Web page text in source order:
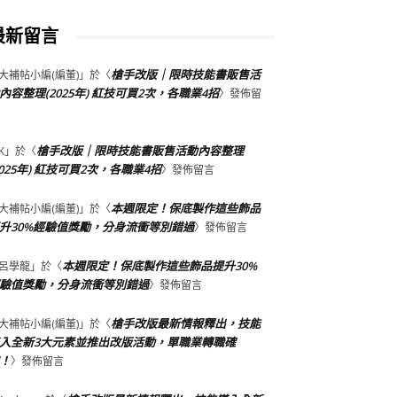
新留言
補帖小編(編董)」於〈槍手改版｜限時技能書販售活
容整理(2025年) 紅技可買2次，各職業4招〉發佈留
」於〈槍手改版｜限時技能書販售活動內容整理
年) 紅技可買2次，各職業4招〉發佈留言
補帖小編(編董)」於〈本週限定！保底製作這些飾品
30%經驗值獎勵，分身流衝等別錯過〉發佈留言
學龍」於〈本週限定！保底製作這些飾品提升30%
值獎勵，分身流衝等別錯過〉發佈留言
補帖小編(編董)」於〈槍手改版最新情報釋出，技能
全新3大元素並推出改版活動，單職業轉職確
〉發佈留言